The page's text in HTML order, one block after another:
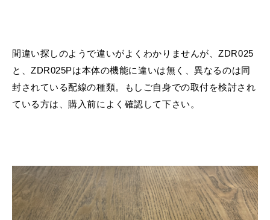
間違い探しのようで違いがよくわかりませんが、ZDR025
と、ZDR025Pは本体の機能に違いは無く、異なるのは同
封されている配線の種類。もしご自身での取付を検討され
ている方は、購入前によく確認して下さい。